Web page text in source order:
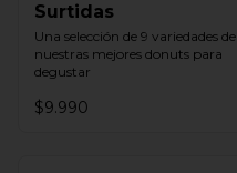
Surtidas
Una selección de 9 variedades de
nuestras mejores donuts para
degustar
$9.990